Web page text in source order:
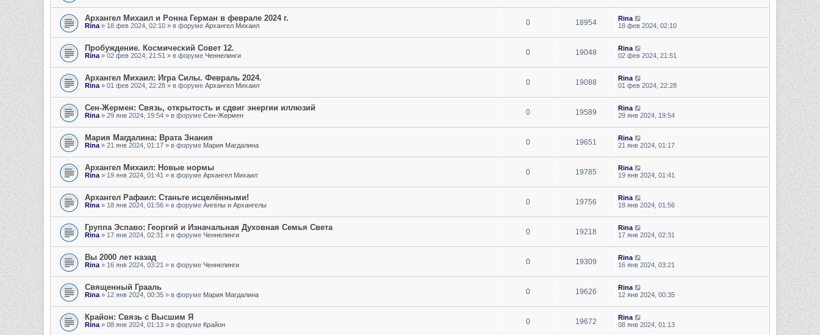
Архангел Михаил и Ронна Герман в феврале 2024 г.
Rina » 18 фев 2024, 02:10 » в форуме Архангел Михаил 0 18954
Rina
18 фев 2024, 02:10
Пробуждение. Космический Совет 12.
Rina » 02 фев 2024, 21:51 » в форуме Ченнелинги 0 19048
Rina
02 фев 2024, 21:51
Архангел Михаил: Игра Силы. Февраль 2024.
Rina » 01 фев 2024, 22:28 » в форуме Архангел Михаил 0 19088
Rina
01 фев 2024, 22:28
Сен-Жермен: Связь, открытость и сдвиг энергии иллюзий
Rina » 29 янв 2024, 19:54 » в форуме Сен-Жермен 0 19589
Rina
29 янв 2024, 19:54
Мария Магдалина: Врата Знания
Rina » 21 янв 2024, 01:17 » в форуме Мария Магдалина 0 19651
Rina
21 янв 2024, 01:17
Архангел Михаил: Новые нормы
Rina » 19 янв 2024, 01:41 » в форуме Архангел Михаил 0 19785
Rina
19 янв 2024, 01:41
Архангел Рафаил: Станьте исцелёнными!
Rina » 18 янв 2024, 01:56 » в форуме Ангелы и Архангелы 0 19756
Rina
18 янв 2024, 01:56
Группа Эспаво: Георгий и Изначальная Духовная Семья Света
Rina » 17 янв 2024, 02:31 » в форуме Ченнелинги 0 19218
Rina
17 янв 2024, 02:31
Вы 2000 лет назад
Rina » 16 янв 2024, 03:21 » в форуме Ченнелинги 0 19309
Rina
16 янв 2024, 03:21
Священный Грааль
Rina » 12 янв 2024, 00:35 » в форуме Мария Магдалина 0 19626
Rina
12 янв 2024, 00:35
Крайон: Связь с Высшим Я
Rina » 08 янв 2024, 01:13 » в форуме Крайон 0 19672
Rina
08 янв 2024, 01:13